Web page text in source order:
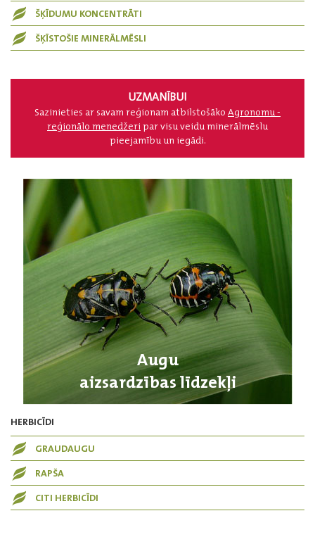
ŠĶĪDUMU KONCENTRĀTI
ŠĶĪSTOŠIE MINERĀLMĒSLI
UZMANĪBU!
Sazinieties ar savam reģionam atbilstošāko Agronomu -
reģionālo menedžeri par visu veidu minerālmēslu
pieejamību un iegādi.
Augu
aizsardzības līdzekļi
HERBICĪDI
GRAUDAUGU
RAPŠA
CITI HERBICĪDI